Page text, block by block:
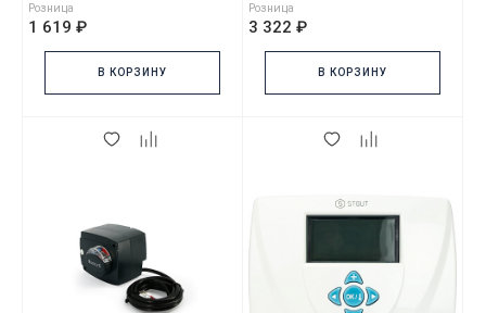
Розница
1 619 ₽
В КОРЗИНУ
Розница
3 322 ₽
В КОРЗИНУ